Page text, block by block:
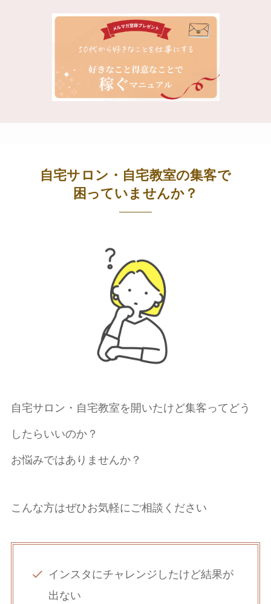
自宅サロン・自宅教室の集客で
困っていませんか？
自宅サロン・自宅教室を開いたけど集客ってどう
したらいいのか？
お悩みではありませんか？
こんな方はぜひお気軽にご相談ください
インスタにチャレンジしたけど結果が
出ない